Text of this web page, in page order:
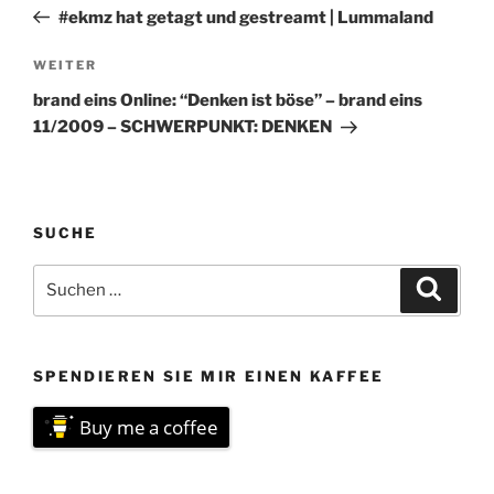
Beitrag
#ekmz hat getagt und gestreamt | Lummaland
Nächster
Beitrag
WEITER
brand eins Online: “Denken ist böse” – brand eins
11/2009 – SCHWERPUNKT: DENKEN
SUCHE
nach:
SPENDIEREN SIE MIR EINEN KAFFEE
Buy me a coffee